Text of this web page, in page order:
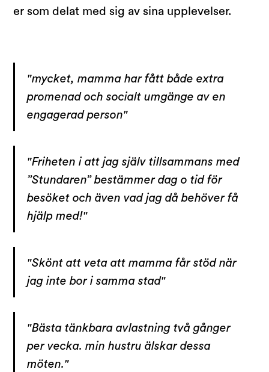
er som delat med sig av sina upplevelser.
"mycket, mamma har fått både extra
promenad och socialt umgänge av en
engagerad person"
"Friheten i att jag själv tillsammans med
”Stundaren” bestämmer dag o tid för
besöket och även vad jag då behöver få
hjälp med!"
"Skönt att veta att mamma får stöd när
jag inte bor i samma stad"
"Bästa tänkbara avlastning två gånger
per vecka. min hustru älskar dessa
möten."